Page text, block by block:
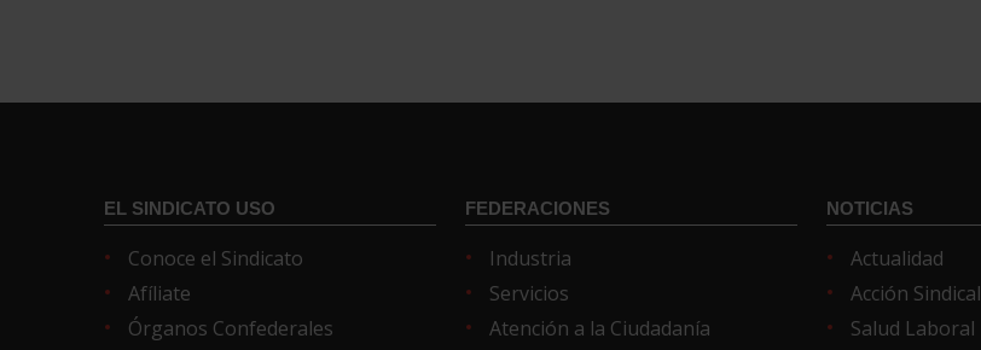
EL SINDICATO USO
Conoce el Sindicato
Afíliate
Órganos Confederales
FEDERACIONES
Industria
Servicios
Atención a la Ciudadanía
NOTICIAS
Actualidad
Acción Sindical
Salud Laboral